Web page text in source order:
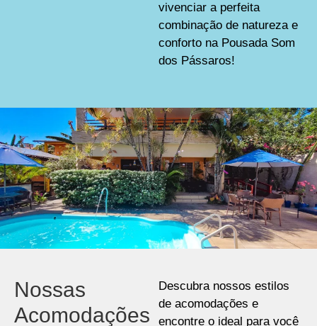
vivenciar a perfeita
combinação de natureza e
conforto na Pousada Som
dos Pássaros!
Nossas
Acomodações
Descubra nossos estilos
de acomodações e
encontre o ideal para você